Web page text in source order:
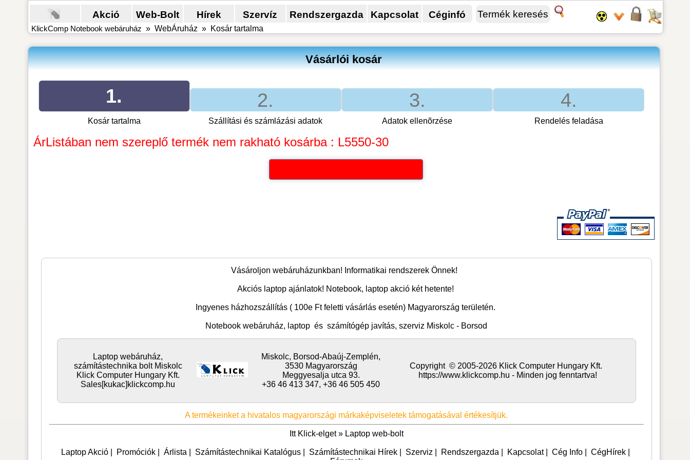
Akció Web-Bolt Hírek Szervíz Rendszergazda Kapcsolat Céginfó
KlickComp Notebook webáruház » WebÁruház » Kosár tartalma
Vásárlói kosár
1.
Kosár tartalma
2.
Szállítási és számlázási adatok
3.
Adatok ellenõrzése
4.
Rendelés feladása
ÁrListában nem szereplő termék nem rakható kosárba : L5550-30
Vásároljonwebáruházunkban! Informatikai rendszerek Önnek!
Akciós laptop ajánlatok! Notebook, laptop akció két hetente!
Ingyenes házhozszállítás ( 100e Ft feletti vásárlás esetén) Magyarország területén.
Notebook webáruház, laptop ésszámítógép javítás, szerviz Miskolc - Borsod
Laptop webáruház,
számítástechnika bolt Miskolc
Klick Computer Hungary Kft.
Sales[kukac]klickcomp.hu
Miskolc, Borsod-Abaúj-Zemplén,
3530 Magyarország
Meggyesalja utca 93.
+36 46 413 347, +36 46 505 450
Copyright © 2005-2026 Klick Computer Hungary Kft.
https://www.klickcomp.hu - Minden jog fenntartva!
A termékeinket a hivatalos magyarországi márkaképviseletek támogatásával értékesítjük.
Itt Klick-elget » Laptop web-bolt
Laptop Akció| Promóciók| Árlista Számítástechnikai Katalógus| Számítástechnikai Hírek| Szerviz Rendszergazda Kapcsolat| Cég Info| CégHírek|